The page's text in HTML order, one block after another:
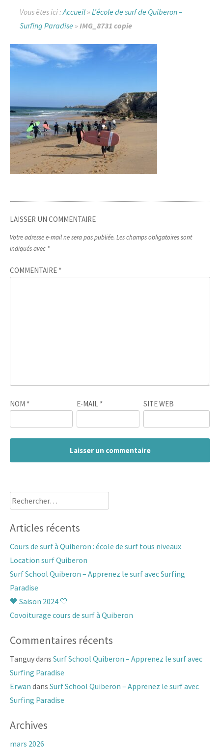
Vous êtes ici :Accueil» L’école de surf de Quiberon –
Surfing Paradise » IMG_8731 copie
LAISSER UN COMMENTAIRE
Votre adresse e-mail ne sera pas publiée. Les champs obligatoires sont
indiqués avec *
COMMENTAIRE *
NOM * E-MAIL * SITE WEB
Rechercher :
Articles récents
Cours de surf à Quiberon : école de surf tous niveaux
Location surf Quiberon
Surf School Quiberon – Apprenez le surf avec Surfing
Paradise
💙 Saison 2024 🤍
Covoiturage cours de surf à Quiberon
Commentaires récents
Tanguydans Surf School Quiberon – Apprenez le surf avec
Surfing Paradise
Erwan dans Surf School Quiberon – Apprenez le surf avec
Surfing Paradise
Archives
mars 2026